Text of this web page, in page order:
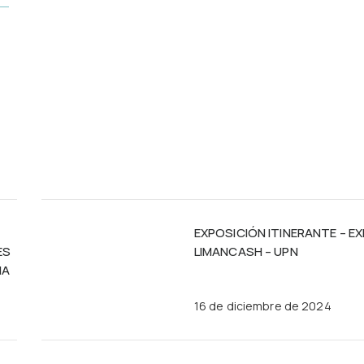
EXPOSICIÓN ITINERANTE –
LIMANCASH – UPN
16 de diciembre de 2024